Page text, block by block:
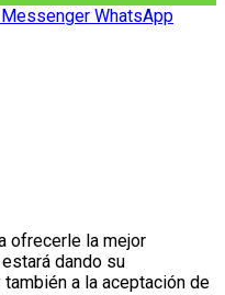
Messenger WhatsApp
ofrecerle la mejor
dando su
a la aceptación de